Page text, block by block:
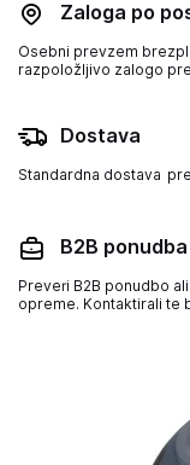
Zaloga po
Osebni prevzem
razpoložljivo zalogo
Dostava
Standardna dostava
B2B
Preveri B2B ponudbo
opreme. Kontaktirali te